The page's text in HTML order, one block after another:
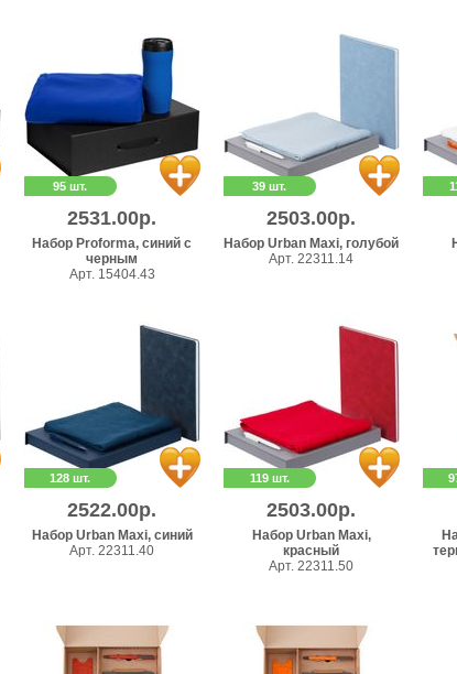
95 шт.
2531.00р.
Набор Proforma, синий с
черным
Арт. 15404.43
39 шт.
2503.00р.
Набор Urban Maxi, голубой
Арт. 22311.14
128 шт.
2522.00р.
Набор Urban Maxi, синий
Арт. 22311.40
119 шт.
2503.00р.
Набор Urban Maxi,
красный
Арт. 22311.50